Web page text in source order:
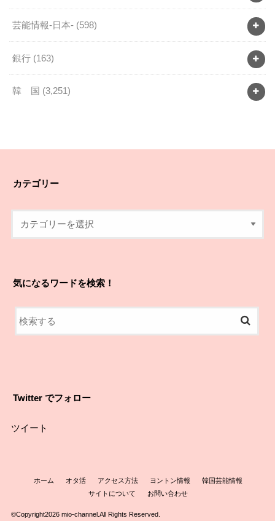
芸能情報-日本- (598)
銀行 (163)
韓 国 (3,251)
カテゴリー
気になるワードを検索！
Twitter でフォロー
ツイート
ホーム オタ活 アクセス方法 ヨントン情報
韓国芸能情報
サイトについて
お問い合わせ
©Copyright2026 mio-channel .All Rights Reserved.